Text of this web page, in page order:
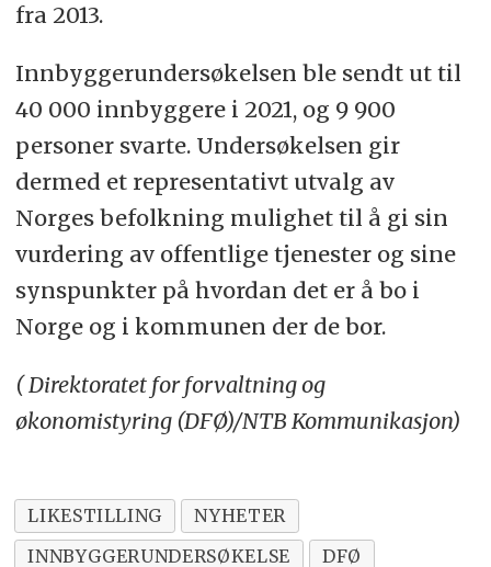
fra 2013.
Innbyggerundersøkelsen ble sendt ut til
40 000 innbyggere i 2021, og 9 900
personer svarte. Undersøkelsen gir
dermed et representativt utvalg av
Norges befolkning mulighet til å gi sin
vurdering av offentlige tjenester og sine
synspunkter på hvordan det er å bo i
Norge og i kommunen der de bor.
( Direktoratet for forvaltning og
økonomistyring (DFØ)/NTB Kommunikasjon)
LIKESTILLING
NYHETER
INNBYGGERUNDERSØKELSE
DFØ